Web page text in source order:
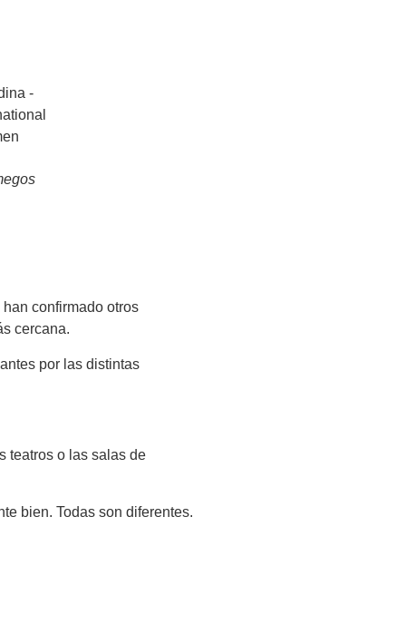
confirmado otros
cercana.
por las distintas
teatros o las salas de
bien. Todas son diferentes.